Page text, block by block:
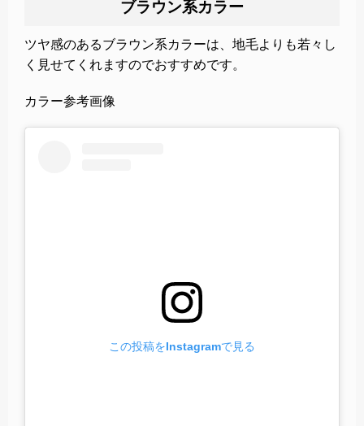
ブラウン系カラー
ツヤ感のあるブラウン系カラーは、地毛よりも若々し
く見せてくれますのでおすすめです。
カラー参考画像
この投稿をInstagramで見る